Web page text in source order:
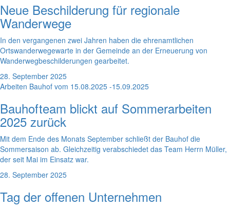
Neue Beschilderung für regionale
Wanderwege
In den vergangenen zwei Jahren haben die ehrenamtlichen
Ortswanderwegewarte in der Gemeinde an der Erneuerung von
Wanderwegbeschilderungen gearbeitet.
28. September 2025
Arbeiten Bauhof vom 15.08.2025 -15.09.2025
Bauhofteam blickt auf Sommerarbeiten
2025 zurück
Mit dem Ende des Monats September schließt der Bauhof die
Sommersaison ab. Gleichzeitig verabschiedet das Team Herrn Müller,
der seit Mai im Einsatz war.
28. September 2025
Tag der offenen Unternehmen